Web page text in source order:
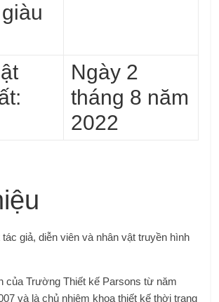
Ngày 2
tháng 8 năm
2022
giả, diễn viên và nhân vật truyền hình
của Trường Thiết kế Parsons từ năm
và là chủ nhiệm khoa thiết kế thời trang